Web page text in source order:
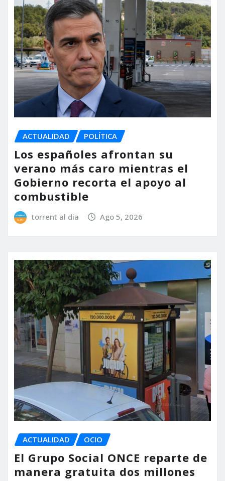
ACTUALIDAD POLÍTICA
Los españoles afrontan su
verano más caro mientras el
Gobierno recorta el apoyo al
combustible
torrent al dia Ago 5, 2026
ACTUALIDAD OCIO
El Grupo Social ONCE reparte de
manera gratuita dos millones